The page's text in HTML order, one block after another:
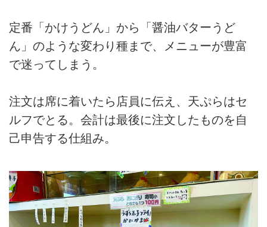
定番「かけうどん」から「醤油バターうど
ん」のような変わり種まで、メニューが豊富
で迷ってしまう。
注文は席に着いたら店員に伝え、天ぷらはセ
ルフでとる。会計は最後に注文したものを自
己申告する仕組み。